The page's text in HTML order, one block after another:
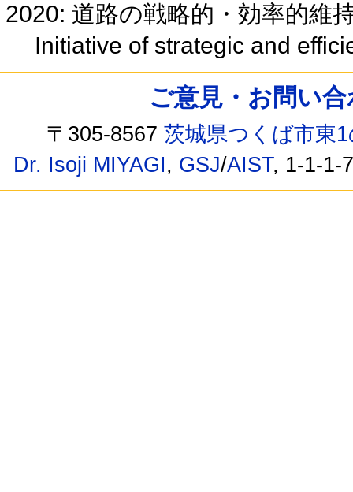
2020: 道路の戦略的・効率的維
Initiative of strategic and
ご意見・お問い
〒305-8567茨城県つくば市東
Dr. Isoji MIYAGI, GSJ/AIST, 1-1-1-